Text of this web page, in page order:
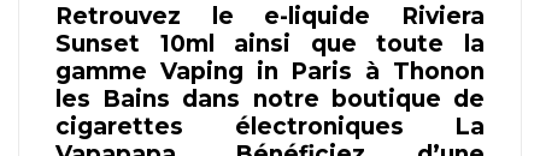
Retrouvez le e-liquide Riviera
Sunset 10ml ainsi que toute la
gamme Vaping in Paris à Thonon
les Bains dans notre boutique de
cigarettes électroniques La